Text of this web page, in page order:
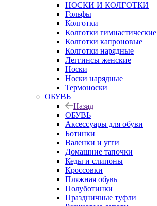
НОСКИ И КОЛГОТКИ
Гольфы
Колготки
Колготки гимнастические
Колготки капроновые
Колготки нарядные
Леггинсы женские
Носки
Носки нарядные
Термоноски
ОБУВЬ
Назад
ОБУВЬ
Аксессуары для обуви
Ботинки
Валенки и угги
Домашние тапочки
Кеды и слипоны
Кроссовки
Пляжная обувь
Полуботинки
Праздничные туфли